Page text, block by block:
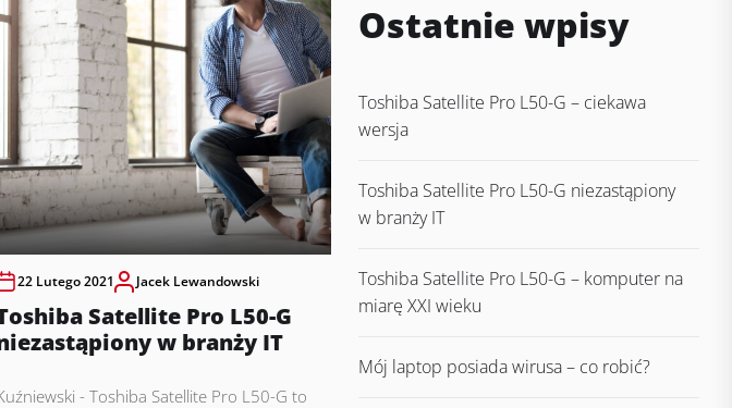
22 Lutego 2021 Jacek Lewandowski
Satellite Pro L50-G
w branży IT
- Toshiba Satellite Pro L50-G to
Ostatnie wpisy
Toshiba Satellite Pro L50-G – ciekawa
wersja
Toshiba Satellite Pro L50-G niezastąpiony
w branży IT
Toshiba Satellite Pro L50-G – komputer na
miarę XXI wieku
Mój laptop posiada wirusa – co robić?